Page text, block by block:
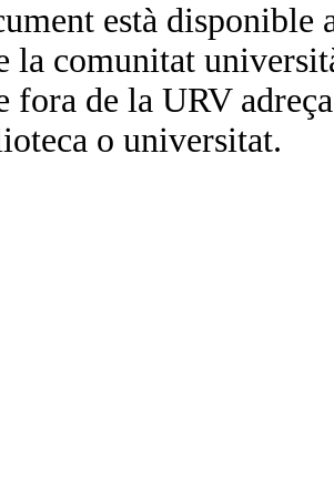
està
comunitat
de la URV
o universitat.